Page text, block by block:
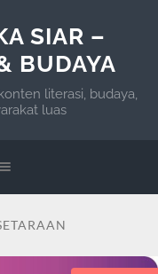
SIAR –
BUDAYA
literasi, budaya,
luas